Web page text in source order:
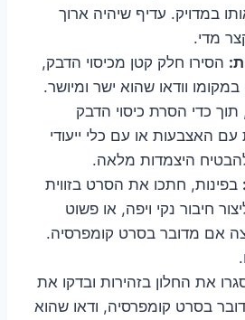
במדויק. עדיף שיהיה ארוך
מדי.
הסירו חלק קטן מכיסוי הדבק,
וודאו שהוא ישר ומיושר.
כדי הסרת כיסוי הדבק
עם האצבעות או עם כלי ייעודי
היצמדות מלאה.
בפינות, חתכו את הסרט בזווית
חיבור נקי ויפה, או פשוט
אם מדובר בסרט קומפרסיה.
את החלון בזהירות ובדקו את
בסרט קומפרסיה, ודאו שהוא